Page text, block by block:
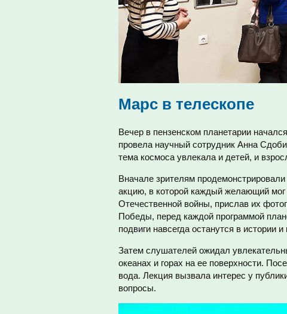
Марс в телескопе
Вечер в пензенском планетарии
провела научный сотрудник Анна
тема космоса увлекала и детей, и
Вначале зрителям
акцию, в которой каждый желающий мог
Отечественной войны, прислав их
Победы, перед каждой программой
подвиги навсегда останутся в истории
Затем слушателей ожидал
океанах и горах на ее поверхности.
вода. Лекция вызвала интерес у
вопросы.